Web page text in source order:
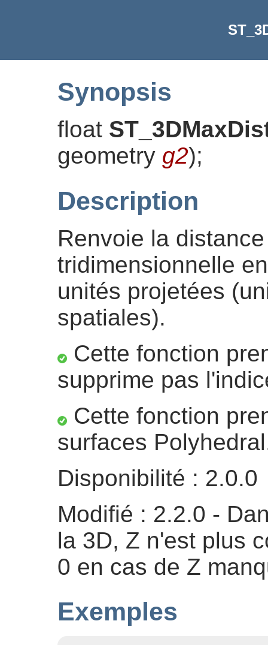
Synopsis
float
geometry g2);
Description
Renvoie la
tridimensionnelle
unités projetées
spatiales).
Cette fonction
supprime pas
Cette fonction
surfaces
Disponibilité : 2.0.0
Modifié : 2.2.0 -
la 3D, Z n'est plus
0 en cas de Z
Exemples